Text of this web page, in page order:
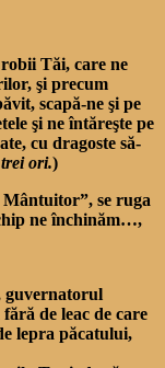
Tăi, care ne
şi precum
scapă-ne şi pe
şi ne întăreşte pe
cu dragoste să-
trei ori.)
Mântuitor”, se ruga
ne închinăm…,
guvernatorul
de leac de care
lepra păcatului,